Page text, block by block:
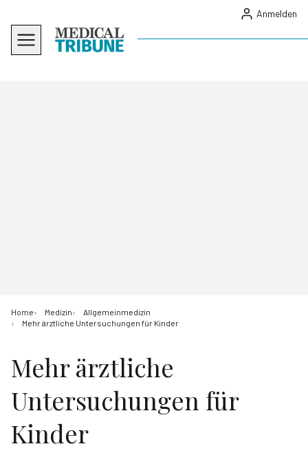
Anmelden
Home Medizin
Allgemeinmedizin
Mehr ärztliche Untersuchungen für Kinder
Mehr ärztliche
Untersuchungen für
Kinder